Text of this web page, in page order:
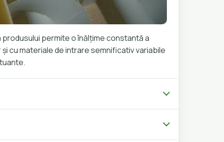
permite o înălțime constantă a
cu materiale de intrare semnificativ variabile